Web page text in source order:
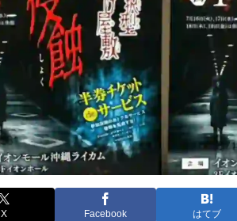
X Facebook はてブ